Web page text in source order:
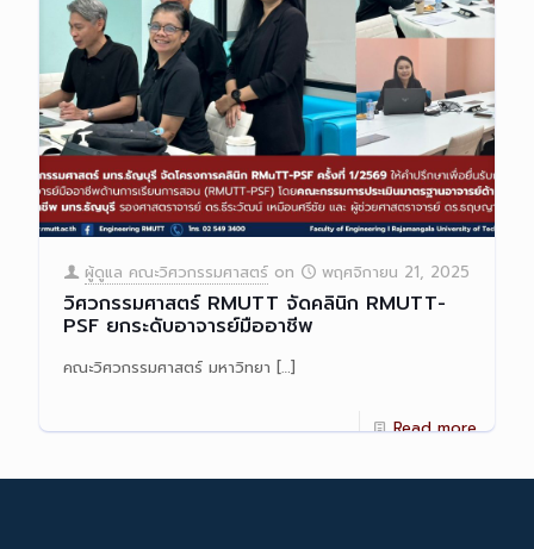
ผู้ดูแล คณะวิศวกรรมศาสตร์ on พฤศจิกายน 21, 2025
วิศวกรรมศาสตร์ RMUTT จัดคลินิก RMUTT-
PSF ยกระดับอาจารย์มืออาชีพ
คณะวิศวกรรมศาสตร์ มหาวิทยา […]
Read more